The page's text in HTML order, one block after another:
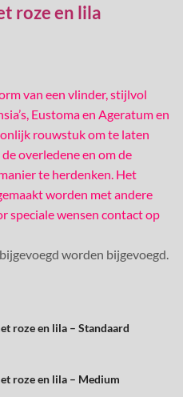
roze en lila
van een vlinder, stijlvol
Eustoma en Ageratum en
rouwstuk om te laten
overledene en om de
te herdenken. Het
worden met andere
speciale wensen contact op
worden bijgevoegd.
roze en lila – Standaard
roze en lila – Medium